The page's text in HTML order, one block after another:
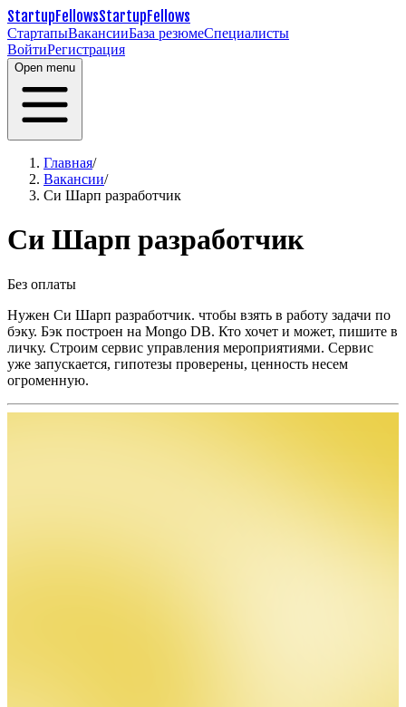
StartupFellowsStartupFellows
СтартапыВакансииБаза резюмеСпециалисты
ВойтиРегистрация
Open menu
Главная/
Вакансии/
Си Шарп разработчик
Си Шарп разработчик
Без оплаты
Нужен Си Шарп разработчик. чтобы взять в работу задачи по
бэку. Бэк построен на Mongo DB. Кто хочет и может, пишите в
личку. Строим сервис управления мероприятиями. Сервис
уже запускается, гипотезы проверены, ценность несем
огроменную.